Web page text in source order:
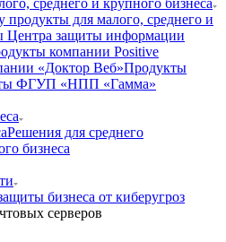
продукты для малого, среднего и
Центра защиты информации
компании Positive
«Доктор Веб»Продукты
ФГУП «НПП «Гамма»
Решения для среднего
бизнеса
бизнеса от киберугроз
серверов